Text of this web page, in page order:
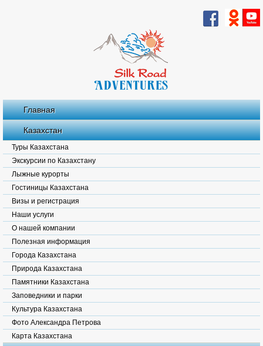
Главная
Казахстан
Туры Казахстана
Экскурсии по Казахстану
Лыжные курорты
Гостиницы Казахстана
Визы и регистрация
Наши услуги
О нашей компании
Полезная информация
Города Казахстана
Природа Казахстана
Памятники Казахстана
Заповедники и парки
Культура Казахстана
Фото Александра Петрова
Карта Казахстана